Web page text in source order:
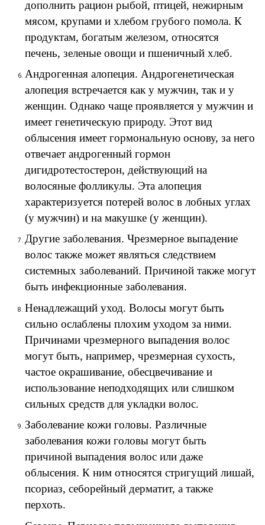
дополнить рацион рыбой, птицей, нежирным
мясом, крупами и хлебом грубого помола. К
продуктам, богатым железом, относятся
печень, зеленые овощи и пшеничный хлеб.
Андрогенная алопеция. Андрогенетическая
алопеция встречается как у мужчин, так и у
женщин. Однако чаще проявляется у мужчин и
имеет генетическую природу. Этот вид
облысения имеет гормональную основу, за него
отвечает андрогенный гормон
дигидротестостерон, действующий на
волосяные фолликулы. Эта алопеция
характеризуется потерей волос в лобных углах
(у мужчин) и на макушке (у женщин).
Другие заболевания. Чрезмерное выпадение
волос также может являться следствием
системных заболеваний. Причиной также могут
быть инфекционные заболевания.
Ненадлежащий уход. Волосы могут быть
сильно ослаблены плохим уходом за ними.
Причинами чрезмерного выпадения волос
могут быть, например, чрезмерная сухость,
частое окрашивание, обесцвечивание и
использование неподходящих или слишком
сильных средств для укладки волос.
Заболевание кожи головы. Различные
заболевания кожи головы могут быть
причиной выпадения волос или даже
облысения. К ним относятся стригущий лишай,
псориаз, себорейный дерматит, а также
перхоть.